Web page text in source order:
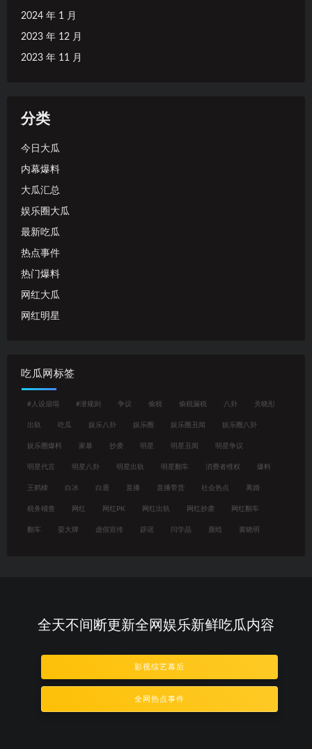
2024 年 1 月
2023 年 12 月
2023 年 11 月
分类
今日大瓜
内幕爆料
大瓜汇总
娱乐圈大瓜
最新吃瓜
热点事件
热门爆料
网红大瓜
网红明星
吃瓜网标签
#人设崩塌 #潜规则 争议 偷税 偷税漏税 八卦 关晓彤
出轨 吃瓜 娱乐八卦 娱乐圈 娱乐圈丑闻 娱乐圈八卦
娱乐圈爆料 家暴 抄袭 明星 明星丑闻 明星争议
明星代言 明星八卦 明星出轨 明星翻车 消费者维权 爆料
王鹤棣 白冰 白鹿 直播 直播带货 社会热点 离婚
税务稽查 网红 网红PK 网红出轨 网红抄袭 网红翻车
翻车 耍大牌 虚假宣传 辟谣 闫学晶 鹿晗 黄晓明
全天不间断更新全网娱乐新鲜吃瓜内容
影视综艺幕后
全网热点事件